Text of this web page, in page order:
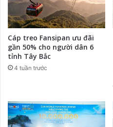
Cáp treo Fansipan ưu đãi
gần 50% cho người dân 6
tỉnh Tây Bắc
4 tuần trước